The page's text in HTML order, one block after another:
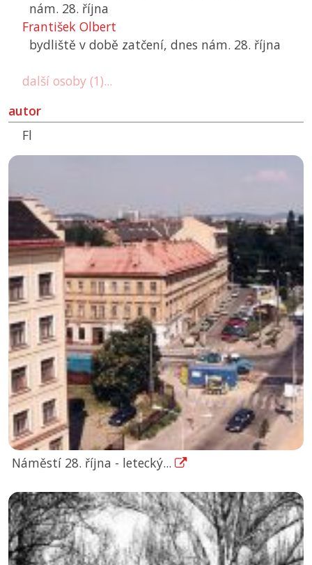
nám. 28. října
František Olbert
bydliště v době zatčení, dnes nám. 28. října
další osoby (1)...
autor
Fl
Náměstí 28. října - letecký...